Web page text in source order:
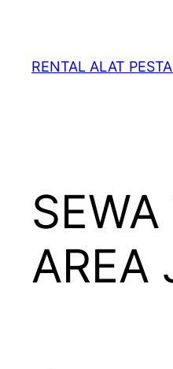
RENTAL ALAT
AREA